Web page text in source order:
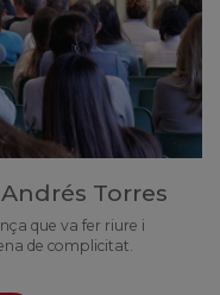
Torres
que va fer riure i
de complicitat.